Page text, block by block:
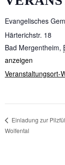
Evangelisches
Härterichstr. 18
Bad Mergentheim,
anzeigen
Veranstaltungsort-
Einladung zur
Wolfental